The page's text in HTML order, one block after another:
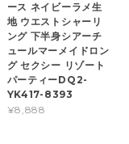
ース ネイビーラメ生
地 ウエストシャーリ
ング 下半身シアーチ
ュールマーメイドロン
グ セクシー リゾート
パーティーDQ2-
YK417-8393
¥8,888